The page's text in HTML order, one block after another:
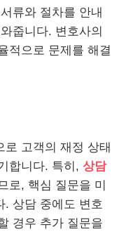
류와 절차를 안내
줍니다. 변호사의
적으로 문제를 해결
로 고객의 재정 상태
합니다. 특히, 상담
로, 핵심 질문을 미
. 상담 중에도 변호
경우 추가 질문을